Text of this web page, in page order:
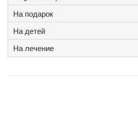
На подарок
На детей
На лечение